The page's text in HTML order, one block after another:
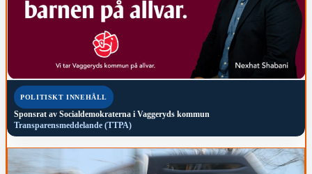
POLITISKT INNEHÅLL
Sponsrat av Socialdemokraterna i Vaggeryds kommun
Transparensmeddelande (TTPA)